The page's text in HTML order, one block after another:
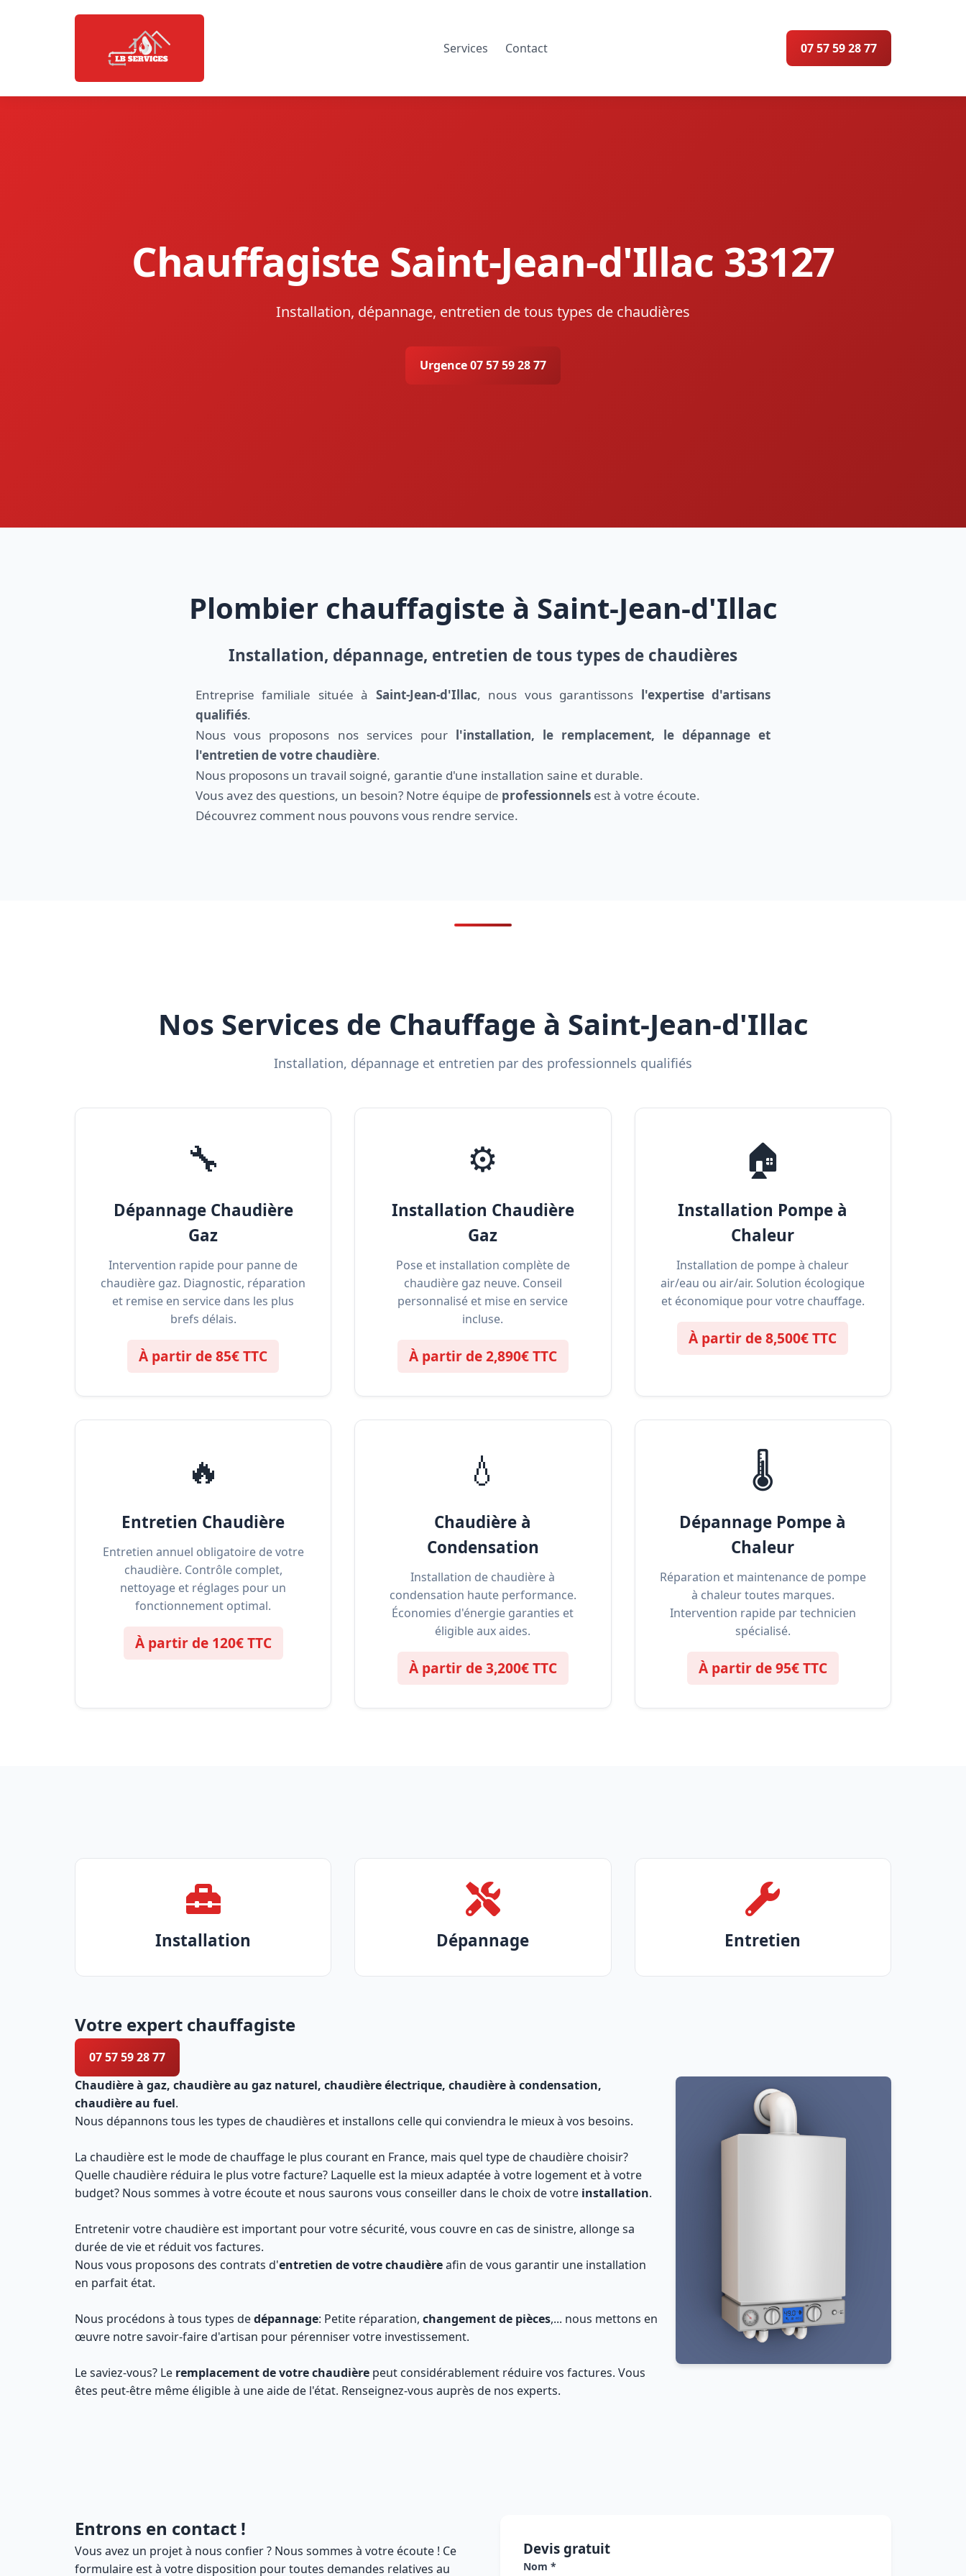
Services Contact 07 57 59 28 77
Chauffagiste Saint-Jean-d'Illac 33127
Installation, dépannage, entretien de tous types de chaudières
Urgence 07 57 59 28 77
Plombier chauffagiste à Saint-Jean-d'Illac
Installation, dépannage, entretien de tous types de chaudières
Entreprise familiale située à Saint-Jean-d'Illac, nous vous garantissons l'expertise d'artisans
qualifiés.
Nous vous proposons nos services pour l'installation, le remplacement, le dépannage et
l'entretien de votre chaudière.
Nous proposons un travail soigné, garantie d'une installation saine et durable.
Vous avez des questions, un besoin? Notre équipe de professionnels est à votre écoute.
Découvrez comment nous pouvons vous rendre service.
Nos Services de Chauffage à Saint-Jean-d'Illac
Installation, dépannage et entretien par des professionnels qualifiés
🔧
Dépannage Chaudière
Gaz
Intervention rapide pour panne de
chaudière gaz. Diagnostic, réparation
et remise en service dans les plus
brefs délais.
À partir de 85€ TTC
⚙️
Installation Chaudière
Gaz
Pose et installation complète de
chaudière gaz neuve. Conseil
personnalisé et mise en service
incluse.
À partir de 2,890€ TTC
🏠
Installation Pompe à
Chaleur
Installation de pompe à chaleur
air/eau ou air/air. Solution écologique
et économique pour votre chauffage.
À partir de 8,500€ TTC
🔥
Entretien Chaudière
Entretien annuel obligatoire de votre
chaudière. Contrôle complet,
nettoyage et réglages pour un
fonctionnement optimal.
À partir de 120€ TTC
💧
Chaudière à
Condensation
Installation de chaudière à
condensation haute performance.
Économies d'énergie garanties et
éligible aux aides.
À partir de 3,200€ TTC
🌡️
Dépannage Pompe à
Chaleur
Réparation et maintenance de pompe
à chaleur toutes marques.
Intervention rapide par technicien
spécialisé.
À partir de 95€ TTC
Installation Dépannage Entretien
Votre expert chauffagiste
07 57 59 28 77
Chaudière à gaz, chaudière au gaz naturel, chaudière électrique, chaudière à condensation,
chaudière au fuel.
Nous dépannons tous les types de chaudières et installons celle qui conviendra le mieux à vos besoins.
La chaudière est le mode de chauffage le plus courant en France, mais quel type de chaudière choisir?
Quelle chaudière réduira le plus votre facture? Laquelle est la mieux adaptée à votre logement et à votre
budget? Nous sommes à votre écoute et nous saurons vous conseiller dans le choix de votre installation.
Entretenir votre chaudière est important pour votre sécurité, vous couvre en cas de sinistre, allonge sa
durée de vie et réduit vos factures.
Nous vous proposons des contrats d'entretien de votre chaudièreafin de vous garantir une installation
en parfait état.
Nous procédons à tous types dedépannage: Petite réparation, changement de pièces,... nous mettons en
œuvre notre savoir-faire d'artisan pour pérenniser votre investissement.
Le saviez-vous? Le remplacement de votre chaudière peut considérablement réduire vos factures. Vous
êtes peut-être même éligible à une aide de l'état. Renseignez-vous auprès de nos experts.
Entrons en contact !
Vous avez un projet à nous confier ? Nous sommes à votre écoute ! Ce
formulaire est à votre disposition pour toutes demandes relatives au
Devis gratuit
Nom *